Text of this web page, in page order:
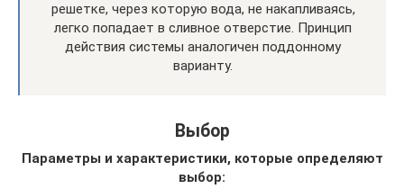
решетке, через которую вода, не накапливаясь,
легко попадает в сливное отверстие. Принцип
действия системы аналогичен поддонному
варианту.
Выбор
Параметры и характеристики, которые определяют
выбор: